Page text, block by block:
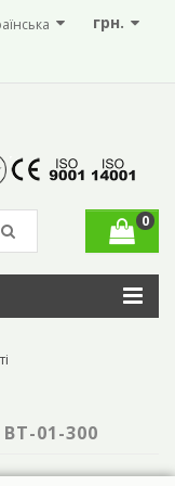
грн.
0
01-300